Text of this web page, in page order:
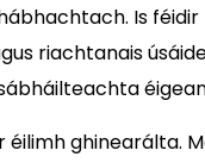
Is
riachtanais
ghinearálta.